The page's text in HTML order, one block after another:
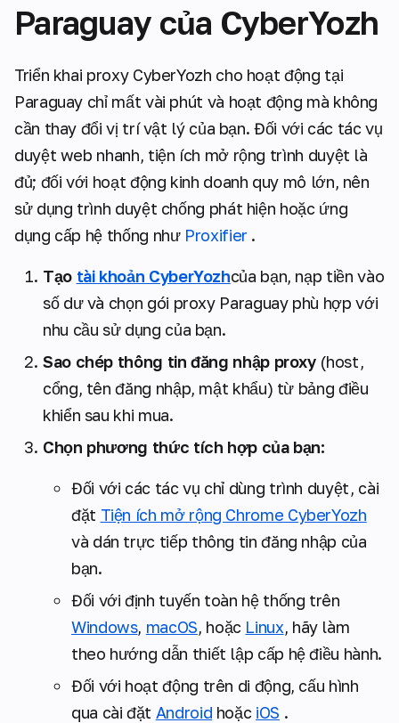
Paraguay của CyberYozh
Triển khai proxy CyberYozh cho hoạt động tại
Paraguay chỉ mất vài phút và hoạt động mà không
cần thay đổi vị trí vật lý của bạn. Đối với các tác vụ
duyệt web nhanh, tiện ích mở rộng trình duyệt là
đủ; đối với hoạt động kinh doanh quy mô lớn, nên
sử dụng trình duyệt chống phát hiện hoặc ứng
dụng cấp hệ thống như Proxifier .
Tạo tài khoản CyberYozhcủa bạn, nạp tiền vào
số dư và chọn gói proxy Paraguay phù hợp với
nhu cầu sử dụng của bạn.
Sao chép thông tin đăng nhập proxy(host,
cổng, tên đăng nhập, mật khẩu) từ bảng điều
khiển sau khi mua.
Chọn phương thức tích hợp của bạn:
Đối với các tác vụ chỉ dùng trình duyệt, cài
đặt Tiện ích mở rộng Chrome CyberYozh
và dán trực tiếp thông tin đăng nhập của
bạn.
Đối với định tuyến toàn hệ thống trên
Windows, macOS, hoặc Linux, hãy làm
theo hướng dẫn thiết lập cấp hệ điều hành.
Đối với hoạt động trên di động, cấu hình
qua cài đặt Android hoặc iOS .